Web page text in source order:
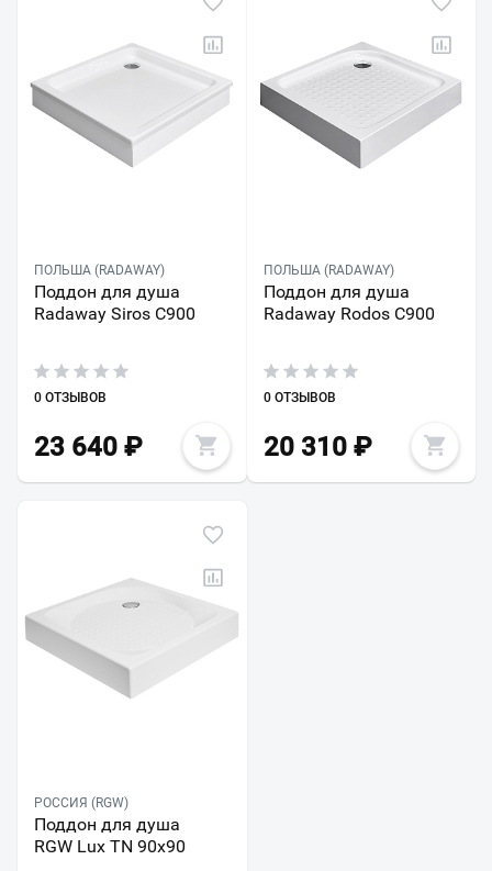
ПОЛЬША (RADAWAY)
Поддон для душа
Radaway Siros C900
0 ОТЗЫВОВ
23 640 ₽
ПОЛЬША (RADAWAY)
Поддон для душа
Radaway Rodos C900
0 ОТЗЫВОВ
20 310₽
РОССИЯ (RGW)
Поддон для душа
RGW Lux TN 90x90